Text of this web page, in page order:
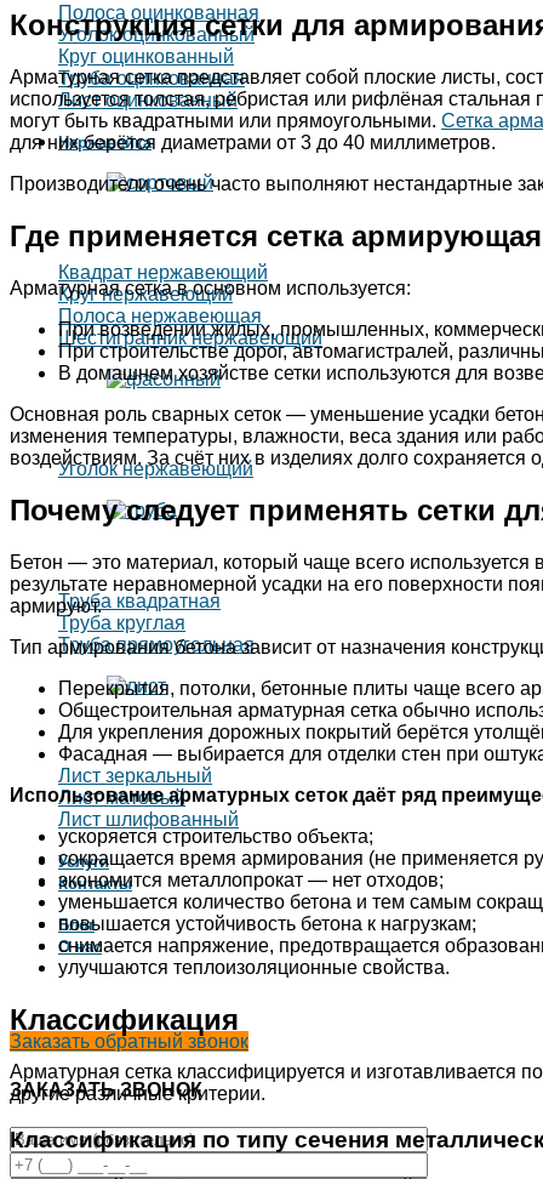
Полоса оцинкованная
Уголок оцинкованный
Круг оцинкованный
Труба оцинкованная
Лист оцинкованный
Нержавейка
Квадрат нержавеющий
Круг нержавеющий
Полоса нержавеющая
Шестигранник нержавеющий
Уголок нержавеющий
Труба квадратная
Труба круглая
Труба прямоугольная
Лист зеркальный
Лист матовый
Лист шлифованный
Услуги
Контакты
Блог
О нас
Заказать обратный звонок
ЗАКАЗАТЬ ЗВОНОК
Конструкция сетки для
Арматурная сетка представляет собой плоские листы,
используется толстая, ребристая или рифлёная
могут быть квадратными или прямоугольными. Сетка
для них берётся диаметрами от 3 до 40 миллиметров.
Производители очень часто выполняют нестандартные
Где применяется сетка
Арматурная сетка в основном используется:
При возведении жилых, промышленных,
При строительстве дорог, автомагистралей,
В домашнем хозяйстве сетки используются для
Основная роль сварных сеток — уменьшение усадки
изменения температуры, влажности, веса здания или
воздействиям. За счёт них в изделиях долго
Почему следует применять сетки
Бетон — это материал, который чаще всего
результате неравномерной усадки на его поверхности
армируют.
Тип армирования бетона зависит от назначения
Перекрытия, потолки, бетонные плиты чаще всего
Общестроительная арматурная сетка обычно
Для укрепления дорожных покрытий берётся
Фасадная — выбирается для отделки стен при
Использование арматурных сеток даёт ряд
ускоряется строительство объекта;
сокращается время армирования (не применяется
экономится металлопрокат — нет отходов;
уменьшается количество бетона и тем самым
повышается устойчивость бетона к нагрузкам;
снимается напряжение, предотвращается
улучшаются теплоизоляционные свойства.
Классификация
Арматурная сетка классифицируется и изготавливается
другие различные критерии.
Классификация по типу сечения